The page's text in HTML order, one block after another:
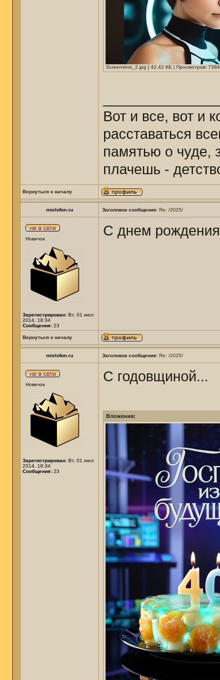
Screenshot_2.jpg [ 42.42 КБ | Просмотров:
Вот и все, вот и
расставаться
памятью о чуде,
плачешь -
Вернуться к началу
mielofon.ru Заголовок сообщения: Re: /2025/
Новичок
Зарегистрирован: Вт, 01 июл
2014, 18:34
Сообщения: 23
С днем
Вернуться к началу
mielofon.ru Заголовок сообщения: Re: /2025/
Новичок
Зарегистрирован: Вт, 01 июл
2014, 18:34
Сообщения: 23
С годовщиной...
Вложения: